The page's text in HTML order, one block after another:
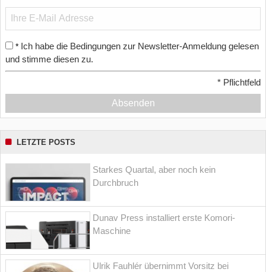
* Ich habe die Bedingungen zur Newsletter-Anmeldung gelesen
und stimme diesen zu.
* Pflichtfeld
Absenden
LETZTE POSTS
Starkes Quartal, aber noch kein
Durchbruch
Dunav Press installiert erste Komori-
Maschine
Ulrik Fauhlér übernimmt Vorsitz bei